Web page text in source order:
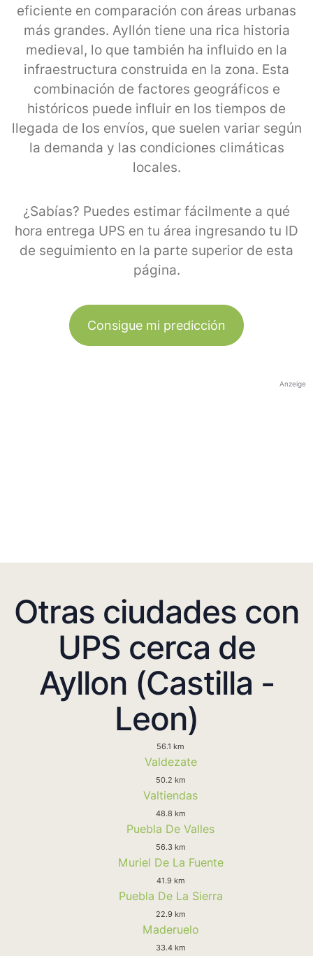
eficiente en comparación con áreas urbanas
más grandes. Ayllón tiene una rica historia
medieval, lo que también ha influido en la
infraestructura construida en la zona. Esta
combinación de factores geográficos e
históricos puede influir en los tiempos de
llegada de los envíos, que suelen variar según
la demanda y las condiciones climáticas
locales.
¿Sabías? Puedes estimar fácilmente a qué
hora entrega UPS en tu área ingresando tu ID
de seguimiento en la parte superior de esta
página.
Consigue mi predicción
Anzeige
Otras ciudades con
UPS cerca de
Ayllon (Castilla -
Leon)
56.1 km
Valdezate
50.2 km
Valtiendas
48.8 km
Puebla De Valles
56.3 km
Muriel De La Fuente
41.9 km
Puebla De La Sierra
22.9 km
Maderuelo
33.4 km